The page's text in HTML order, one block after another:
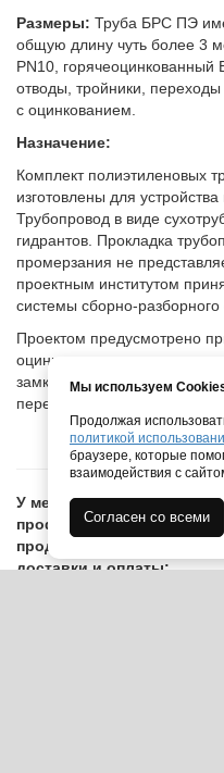
Размеры: Труба БРС ПЭ
общую длину чуть более 3
PN10,
отводы, тройники,
с оцинкованием.
Назначение:
Комплект полиэтиленовых
изготовлены для
Трубопровод в виде
гидрантов. Прокладка
промерзания не
проектным институтом
системы сборно-разборного
Проектом предусмотрено
оцинкованных
замками: отводов 90° и 30°,
переходов.
У менеджеров нашей
профессиональную
продукции, а так же
доставки и оплаты:
Мы используем
Продолжая
политикой
браузере, которые
взаимодействия с
Согласен со всеми